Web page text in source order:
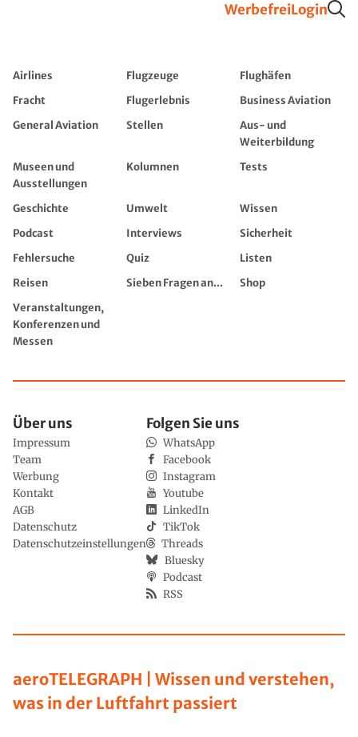
WerbefreiLogin
Airlines Flugzeuge
Flughäfen
Fracht
Flugerlebnis
Business Aviation
General Aviation
Stellen
Aus- und
Weiterbildung
Museen und
Ausstellungen
Kolumnen Tests
Geschichte Umwelt
Wissen
Podcast
Interviews
Sicherheit
Fehlersuche
Quiz
Listen
Reisen
Sieben Fragen an...
Shop
Veranstaltungen,
Konferenzen und
Messen
aeroTELEGRAPH | Wissen und verstehen,
was in der Luftfahrt passiert
Über uns
Impressum
Team
Werbung
Kontakt
AGB
Datenschutz
Datenschutzeinstellungen
Folgen Sie uns
WhatsApp
Facebook
Instagram
Youtube
LinkedIn
TikTok
Threads
Bluesky
Podcast
RSS